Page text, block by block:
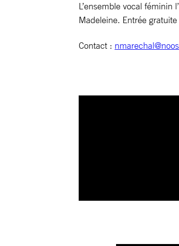
L’ensemble vocal
Madeleine. Entrée
Contact :